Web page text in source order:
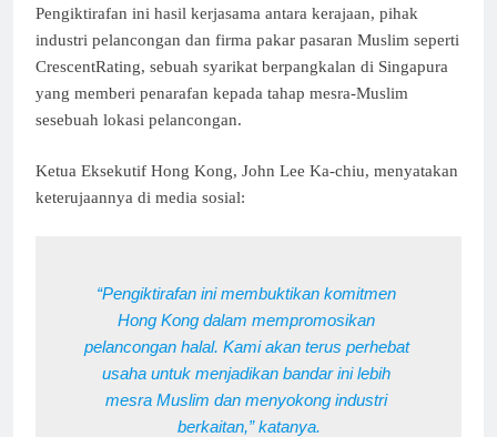
Pengiktirafan ini hasil kerjasama antara kerajaan, pihak
industri pelancongan dan firma pakar pasaran Muslim seperti
CrescentRating, sebuah syarikat berpangkalan di Singapura
yang memberi penarafan kepada tahap mesra-Muslim
sesebuah lokasi pelancongan.
Ketua Eksekutif Hong Kong, John Lee Ka-chiu, menyatakan
keterujaannya di media sosial:
“Pengiktirafan ini membuktikan komitmen
Hong Kong dalam mempromosikan
pelancongan halal. Kami akan terus perhebat
usaha untuk menjadikan bandar ini lebih
mesra Muslim dan menyokong industri
berkaitan,” katanya.